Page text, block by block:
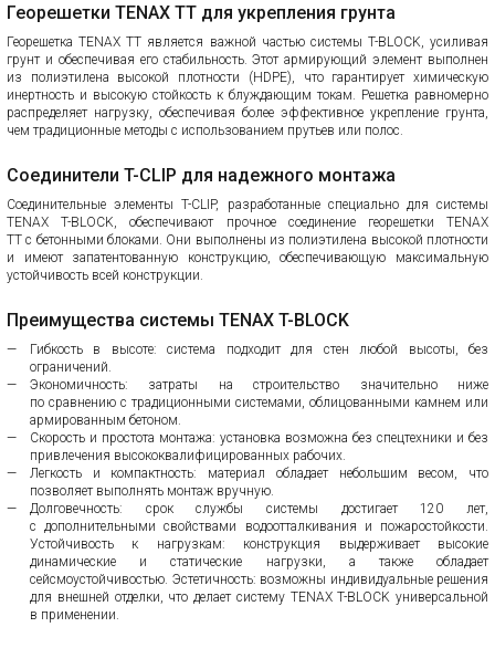
Георешетки TENAX TT для укрепления грунта
Георешетка TENAX TT является важной частью системы T-BLOCK, усиливая
грунт и обеспечивая его стабильность. Этот армирующий элемент выполнен
из полиэтилена высокой плотности (HDPE), что гарантирует химическую
инертность и высокую стойкость к блуждающим токам. Решетка равномерно
распределяет нагрузку, обеспечивая более эффективное укрепление грунта,
чем традиционные методы с использованием прутьев или полос.
Соединители T-CLIP для надежного монтажа
Соединительные элементы T-CLIP, разработанные специально для системы
TENAX T-BLOCK, обеспечивают прочное соединение георешетки TENAX
TT с бетонными блоками. Они выполнены из полиэтилена высокой плотности
и имеют запатентованную конструкцию, обеспечивающую максимальную
устойчивость всей конструкции.
Преимущества системы TENAX T-BLOCK
Гибкость в высоте: система подходит для стен любой высоты, без
ограничений.
Экономичность: затраты на строительство значительно ниже
по сравнению с традиционными системами, облицованными камнем или
армированным бетоном.
Скорость и простота монтажа: установка возможна без спецтехники и без
привлечения высококвалифицированных рабочих.
Легкость и компактность: материал обладает небольшим весом, что
позволяет выполнять монтаж вручную.
Долговечность: срок службы системы достигает 120 лет,
с дополнительными свойствами водоотталкивания и пожаростойкости.
Устойчивость к нагрузкам: конструкция выдерживает высокие
динамические и статические нагрузки, а также обладает
сейсмоустойчивостью. Эстетичность: возможны индивидуальные решения
для внешней отделки, что делает систему TENAX T-BLOCK универсальной
в применении.